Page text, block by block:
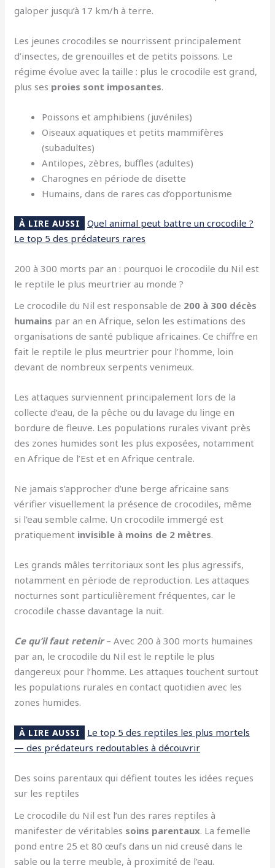
galoper jusqu’à 17 km/h à terre.
Les jeunes crocodiles se nourrissent principalement
d’insectes, de grenouilles et de petits poissons. Le
régime évolue avec la taille : plus le crocodile est grand,
plus ses proies sont imposantes.
Poissons et amphibiens (juvéniles)
Oiseaux aquatiques et petits mammifères
(subadultes)
Antilopes, zèbres, buffles (adultes)
Charognes en période de disette
Humains, dans de rares cas d’opportunisme
À LIRE AUSSI
Quel animal peut battre un crocodile ?
Le top 5 des prédateurs rares
200 à 300 morts par an : pourquoi le crocodile du Nil est
le reptile le plus meurtrier au monde ?
Le crocodile du Nil est responsable de 200 à 300 décès
humains par an en Afrique, selon les estimations des
organisations de santé publique africaines. Ce chiffre en
fait le reptile le plus meurtrier pour l’homme, loin
devant de nombreux serpents venimeux.
Les attaques surviennent principalement lors de la
collecte d’eau, de la pêche ou du lavage du linge en
bordure de fleuve. Les populations rurales vivant près
des zones humides sont les plus exposées, notamment
en Afrique de l’Est et en Afrique centrale.
Ne jamais s’approcher d’une berge africaine sans
vérifier visuellement la présence de crocodiles, même
si l’eau semble calme. Un crocodile immergé est
pratiquement invisible à moins de 2 mètres.
Les grands mâles territoriaux sont les plus agressifs,
notamment en période de reproduction. Les attaques
nocturnes sont particulièrement fréquentes, car le
crocodile chasse davantage la nuit.
Ce qu’il faut retenir– Avec 200 à 300 morts humaines
par an, le crocodile du Nil est le reptile le plus
dangereux pour l’homme. Les attaques touchent surtout
les populations rurales en contact quotidien avec les
zones humides.
À LIRE AUSSI
Le top 5 des reptiles les plus mortels
— des prédateurs redoutables à découvrir
Des soins parentaux qui défient toutes les idées reçues
sur les reptiles
Le crocodile du Nil est l’un des rares reptiles à
manifester de véritables soins parentaux. La femelle
pond entre 25 et 80 œufs dans un nid creusé dans le
sable ou la terre meuble, à proximité de l’eau.